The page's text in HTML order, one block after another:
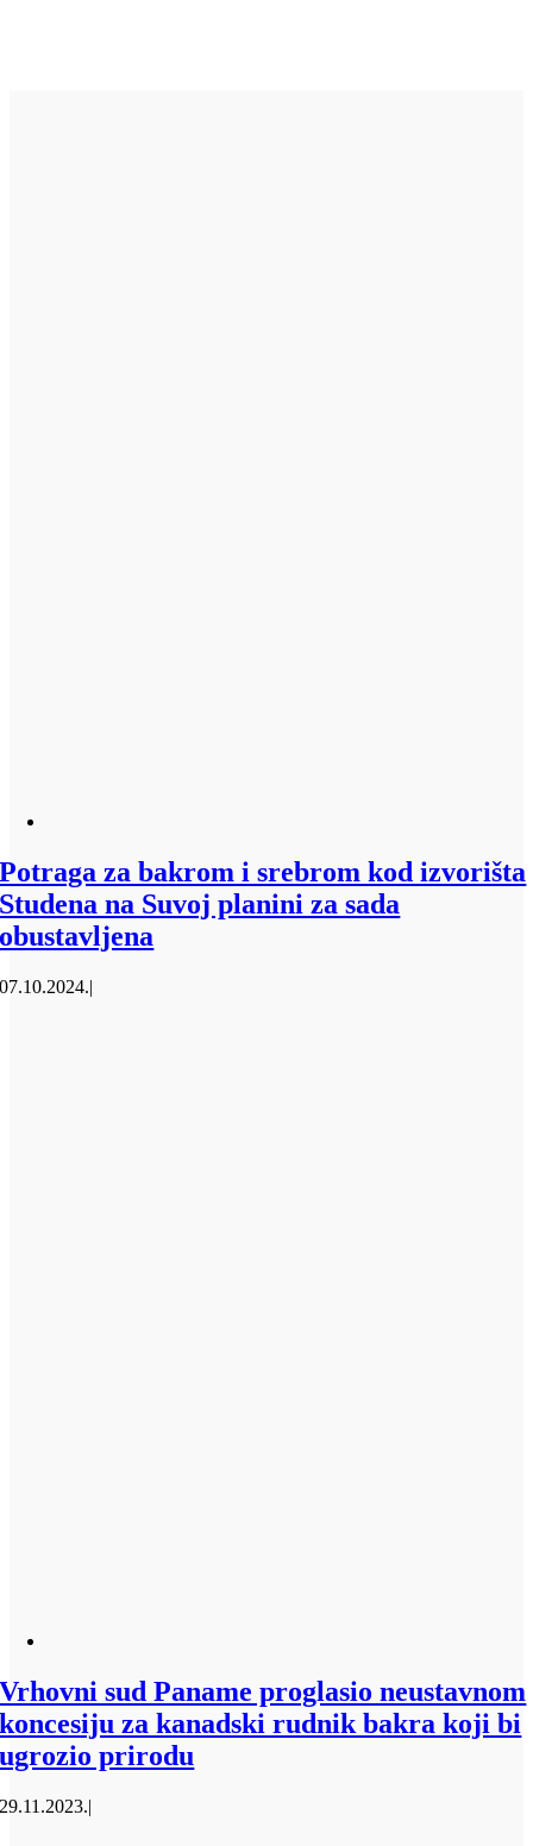
Potraga za bakrom i srebrom kod izvorišta
Studena na Suvoj planini za sada
obustavljena
07.10.2024.|
Vrhovni sud Paname proglasio neustavnom
koncesiju za kanadski rudnik bakra koji bi
ugrozio prirodu
29.11.2023.|